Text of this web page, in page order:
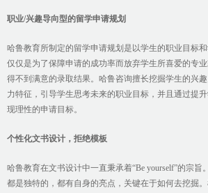
职业/兴趣导向型的留学申请规划
哈鲁教育所制定的留学申请规划是以学生的职业目标
仅仅是为了保障申请的成功率而放弃学生所喜爱的专
得不到满意的录取结果。哈鲁咨询擅长挖掘学生的兴
力特征，引导学生思考未来的职业目标，并且通过提
现理性的申请目标。
个性化文书设计，拒绝模板
哈鲁教育在文书设计中一直秉承着“Be yourself”的宗旨
都是独特的，都有自身的亮点，关键在于如何去挖掘